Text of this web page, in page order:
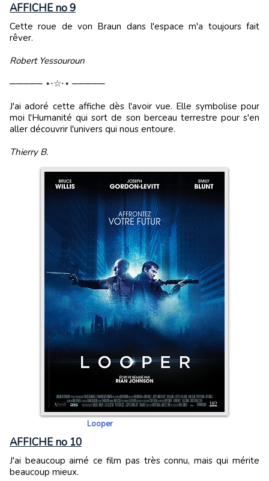
AFFICHE no 9
Cette roue de von Braun dans l'espace m'a toujours fait
rêver.
Robert Yessouroun
───── ⋆⋅☆⋅⋆ ─────
J'ai adoré cette affiche dès l'avoir vue. Elle symbolise pour
moi l'Humanité qui sort de son berceau terrestre pour s'en
aller découvrir l'univers qui nous entoure.
Thierry B.
Looper
AFFICHE no 10
J'ai beaucoup aimé ce film pas très connu, mais qui mérite
beaucoup mieux.